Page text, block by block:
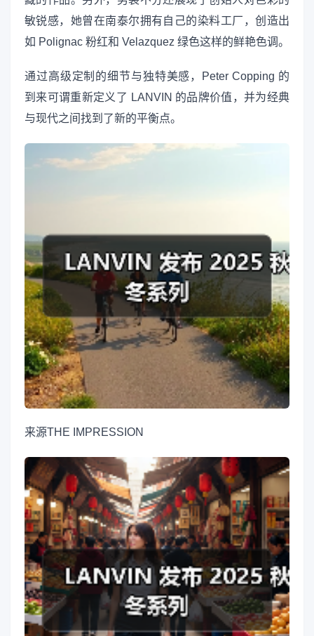
敏锐感，她曾在南泰尔拥有自己的染料工厂，创造出
如 Polignac 粉红和 Velazquez 绿色这样的鲜艳色调。
通过高级定制的细节与独特美感，Peter Copping 的
到来可谓重新定义了 LANVIN 的品牌价值，并为经典
与现代之间找到了新的平衡点。
来源THE IMPRESSION